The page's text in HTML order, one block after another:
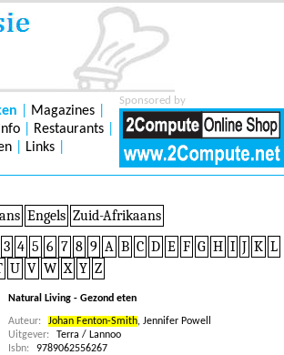
Sponsored by
Magazines
Info Restaurants
Links
Engels Zuid-Afrikaans
3 4 5 6 7 8 9 A B C D E F G H I J K L
U V W X Y Z
Natural Living - Gezond eten
Auteur: Johan Fenton-Smith, Jennifer Powell
Uitgever:
Terra / Lannoo
Isbn:
9789062556267